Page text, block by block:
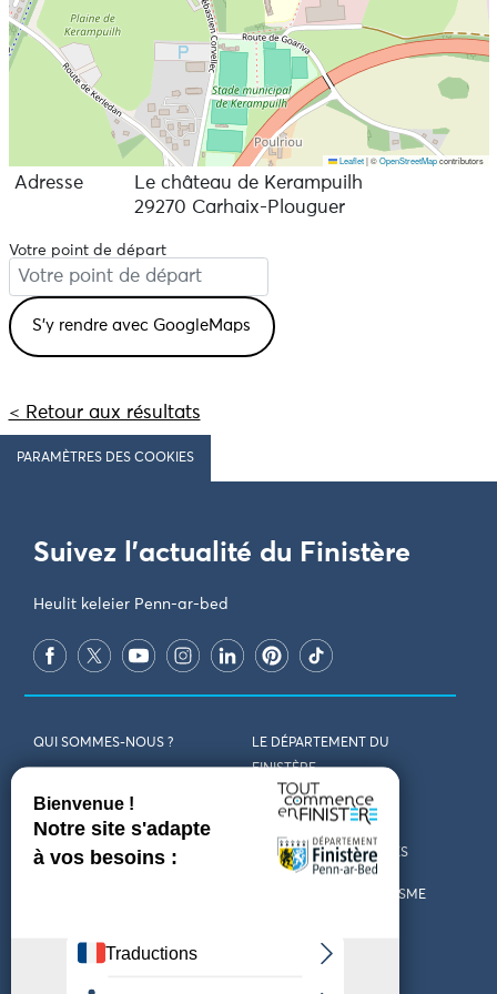
Leaflet |©OpenStreetMapcontributors
Adresse
Le château de Kerampuilh
29270 Carhaix-Plouguer
Votre point de départ
< Retour aux résultats
PARAMÈTRES DES COOKIES
Suivez l'actualité du Finistère
Heulit keleier Penn-ar-bed
QUI SOMMES-NOUS ?
LE DÉPARTEMENT DU
FINISTÈRE
REJOIGNEZ-NOUS VENIR EN FINISTÈRE
CONTACT CARTES ET BROCHURES
LES OFFICES DE TOURISME